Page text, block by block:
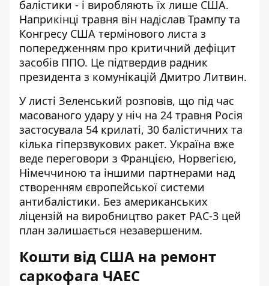
балістики - і виробляють їх лише США.
Наприкінці травня він надіслав Трампу та
Конгресу США термінового листа з
попередженням про критичний дефіцит
засобів ППО. Це підтвердив радник
президента з комунікацій Дмитро Литвин.
У листі Зеленський розповів, що під час
масованого удару у ніч на 24 травня Росія
застосувала 54 крилаті, 30 балістичних та
кілька гіперзвукових ракет. Україна вже
веде переговори з Францією, Норвегією,
Німеччиною та іншими партнерами над
створенням європейської системи
антибалістики. Без американських
ліцензій на виробництво ракет PAC-3 цей
план залишається незавершеним.
Кошти від США на ремонт
саркофага ЧАЕС